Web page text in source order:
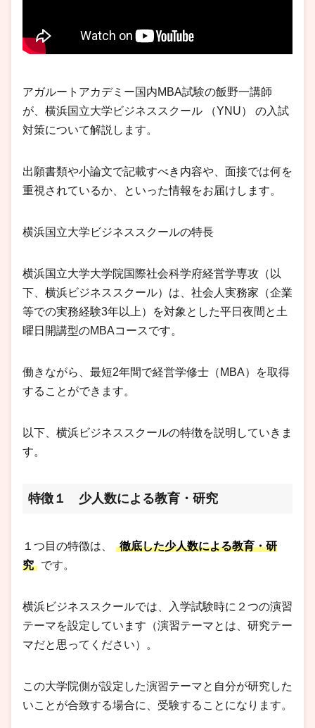
アガルートアカデミー国内MBA試験の飯野一講師
が、横浜国立大学ビジネススクール （YNU） の入試
対策について解説します。
出願書類や小論文で記載すべき内容や、面接では何を
重視されているか、といった情報をお届けします。
横浜国立大学ビジネススクールの特長
横浜国立大学大学院国際社会科学府経営学専攻（以
下、横浜ビジネススクール）は、社会人実務家（企業
等での実務経験3年以上）を対象とした平日夜間と土
曜日開講型のMBAコースです。
働きながら、最短2年間で経営学修士（MBA）を取得
することができます。
以下、横浜ビジネススクールの特徴を説明していきま
す。
特徴１ 少人数による教育・研究
１つ目の特徴は、
徹底した少人数による教育・研
究
です。
横浜ビジネススクールでは、入学試験時に２つの演習
テーマを設定しています（演習テーマとは、研究テー
マだと思ってください）。
この大学院側が設定した演習テーマと自分が研究した
いことが合致する場合に、受験することになります。